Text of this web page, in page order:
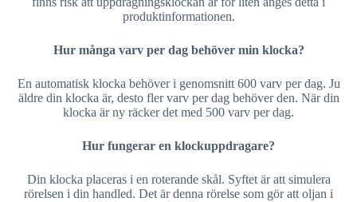
produktinformationen.
Hur många varv per dag behöver min klocka?
En automatisk klocka behöver i genomsnitt 600 varv per dag. Ju
äldre din klocka är, desto fler varv per dag behöver den. När din
klocka är ny räcker det med 500 varv per dag.
Hur fungerar en klockuppdragare?
Din klocka placeras i en roterande skål. Syftet är att simulera
rörelsen i din handled. Det är denna rörelse som gör att oljan i